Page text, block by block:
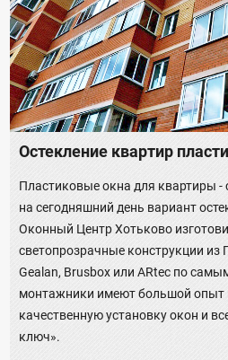
Остекление квартир
Пластиковые окна для квартиры
на сегодняшний день вариант
Оконный Центр Хотьково
светопрозрачные конструкции из
Gealan, Brusbox или ARtec по
монтажники имеют большой опыт
качественную установку окон и
ключ».